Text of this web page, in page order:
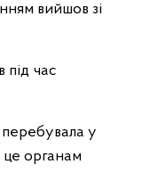
вийшов зі
під час
перебувала у
це органам